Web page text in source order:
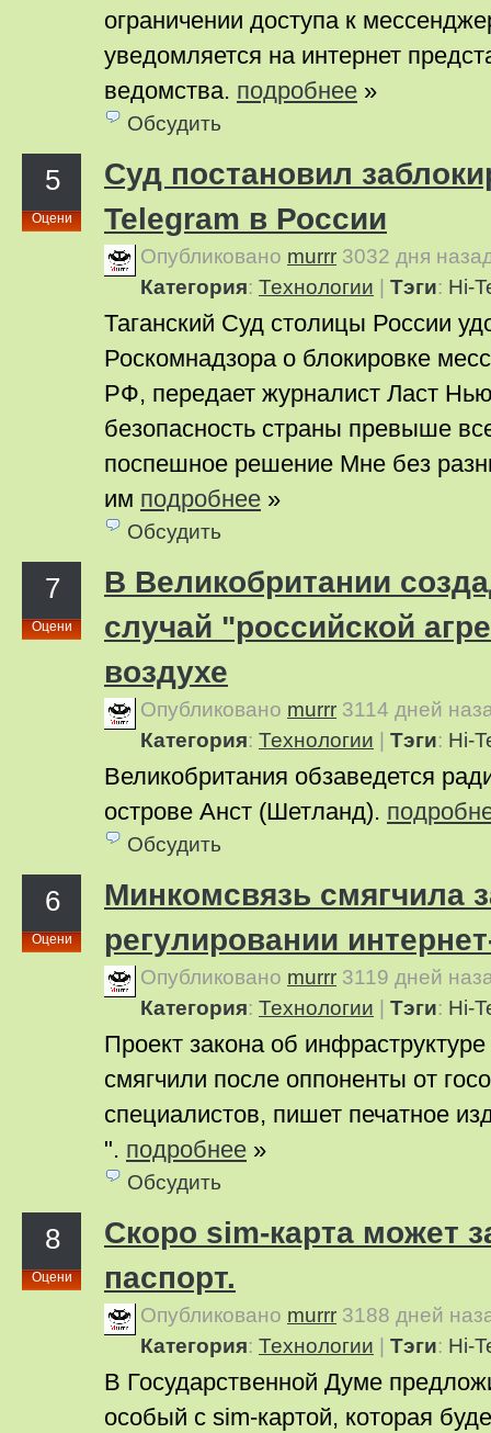
ограничении доступа к
уведомляется на интернет
ведомства. подробнее »
Обсудить
5
Оцени
Cуд постановил
Telegram в России
Опубликовано murrr 3032 дня
Категория: Технологии Тэги: Hi-
Таганский Суд столицы России
Роскомнадзора о блокировке
РФ, передает журналист Ласт
безопасность страны превыше
поспешное решение Мне без
им подробнее »
Обсудить
7
Оцени
В Великобритании
случай "российской
воздухе
Опубликовано murrr 3114 дней
Категория: Технологии Тэги: Hi-
Великобритания обзаведется
острове Анст (Шетланд).
Обсудить
6
Оцени
Минкомсвязь смягчила
регулировании
Опубликовано murrr 3119 дней
Категория: Технологии Тэги: Hi-
Проект закона об
смягчили после оппоненты от
специалистов, пишет печатное
". подробнее »
Обсудить
8
Оцени
Скоро sim-карта может
паспорт.
Опубликовано murrr 3188 дней
Категория: Технологии Тэги: Hi-
В Государственной Думе
особый с sim-картой, которая